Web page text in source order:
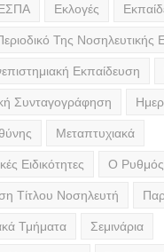
Εκλογές
Της Νοσηλευτικής
Εκπαίδευση
Συνταγογράφηση
Μεταπτυχιακά
Ειδικότητες Ο Ρυθμός
Τίτλου Νοσηλευτή
Τμήματα Σεμινάρια